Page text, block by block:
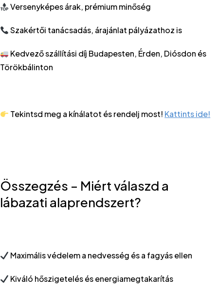
Versenyképes árak, prémium minőség
Szakértői tanácsadás, árajánlat pályázathoz is
Kedvező szállítási díj Budapesten, Érden, Diósdon és
Törökbálinton
Tekintsd meg a kínálatot és rendelj most! Kattints ide!
Összegzés – Miért válaszd a
lábazati alaprendszert?
Maximális védelem a nedvesség és a fagyás ellen
Kiváló hőszigetelés és energiamegtakarítás